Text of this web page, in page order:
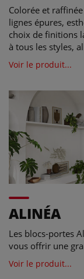
Colorée et
lignes épures,
choix de finitions
à tous les styles,
Voir le produit...
ALINÉA
Les blocs-portes
vous offrir une
Voir le produit...